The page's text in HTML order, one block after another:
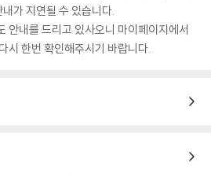
가 지연될 수 있습니다.
안내를 드리고 있사오니 마이페이지에서
시 한번 확인해주시기 바랍니다.